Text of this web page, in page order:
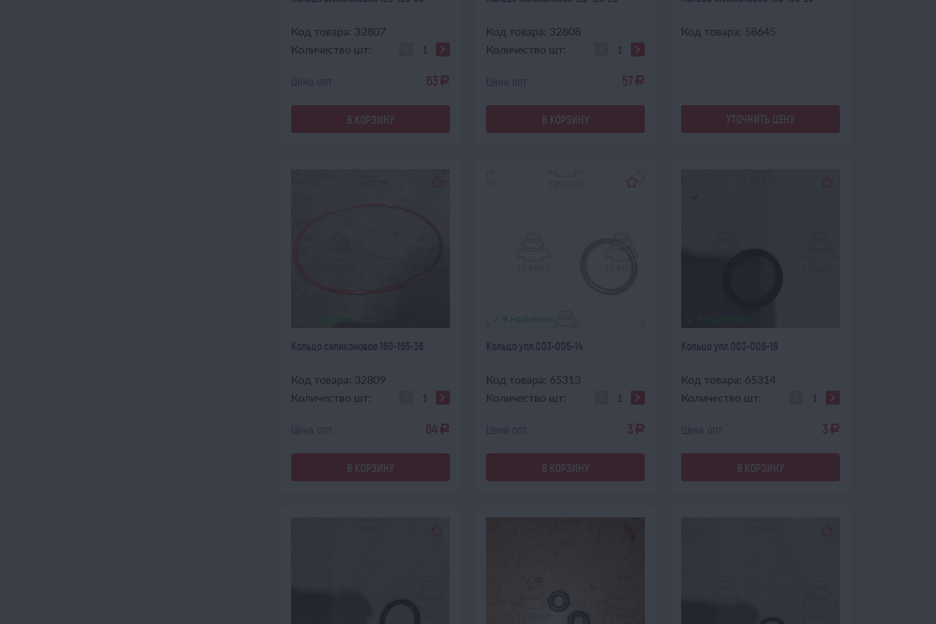
Код товара: 32807
Количество шт:
Цена опт: 63 a
В КОРЗИНУ
Код товара: 32808
Количество шт:
Цена опт: 57a
В КОРЗИНУ
Код товара: 58645
УТОЧНИТЬ ЦЕНУ
Кольцо силиконовое 160-165-36
Код товара: 32809
Количество шт:
Цена опт: 64 a
В КОРЗИНУ
В НАЛИЧИИ
Кольцо упл.003-005-14
Код товара: 65313
Количество шт:
Цена опт: 3 a
В КОРЗИНУ
Кольцо упл.003-006-19
Код товара: 65314
Количество шт:
Цена опт: 3 a
В КОРЗИНУ